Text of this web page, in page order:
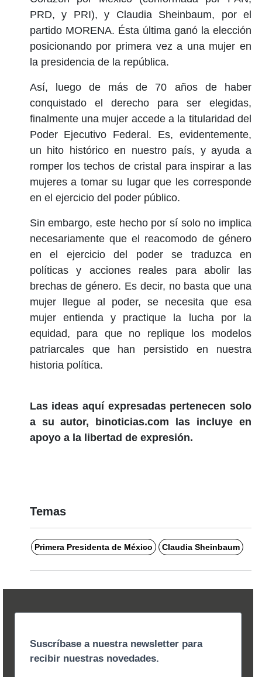
PRD, y PRI), y Claudia Sheinbaum, por el
partido MORENA. Ésta última ganó la elección
posicionando por primera vez a una mujer en
la presidencia de la república.
Así, luego de más de 70 años de haber
conquistado el derecho para ser elegidas,
finalmente una mujer accede a la titularidad del
Poder Ejecutivo Federal. Es, evidentemente,
un hito histórico en nuestro país, y ayuda a
romper los techos de cristal para inspirar a las
mujeres a tomar su lugar que les corresponde
en el ejercicio del poder público.
Sin embargo, este hecho por sí solo no implica
necesariamente que el reacomodo de género
en el ejercicio del poder se traduzca en
políticas y acciones reales para abolir las
brechas de género. Es decir, no basta que una
mujer llegue al poder, se necesita que esa
mujer entienda y practique la lucha por la
equidad, para que no replique los modelos
patriarcales que han persistido en nuestra
historia política.
Las ideas aquí expresadas pertenecen solo
a su autor, binoticias.com las incluye en
apoyo a la libertad de expresión.
Temas
Primera Presidenta de México Claudia Sheinbaum